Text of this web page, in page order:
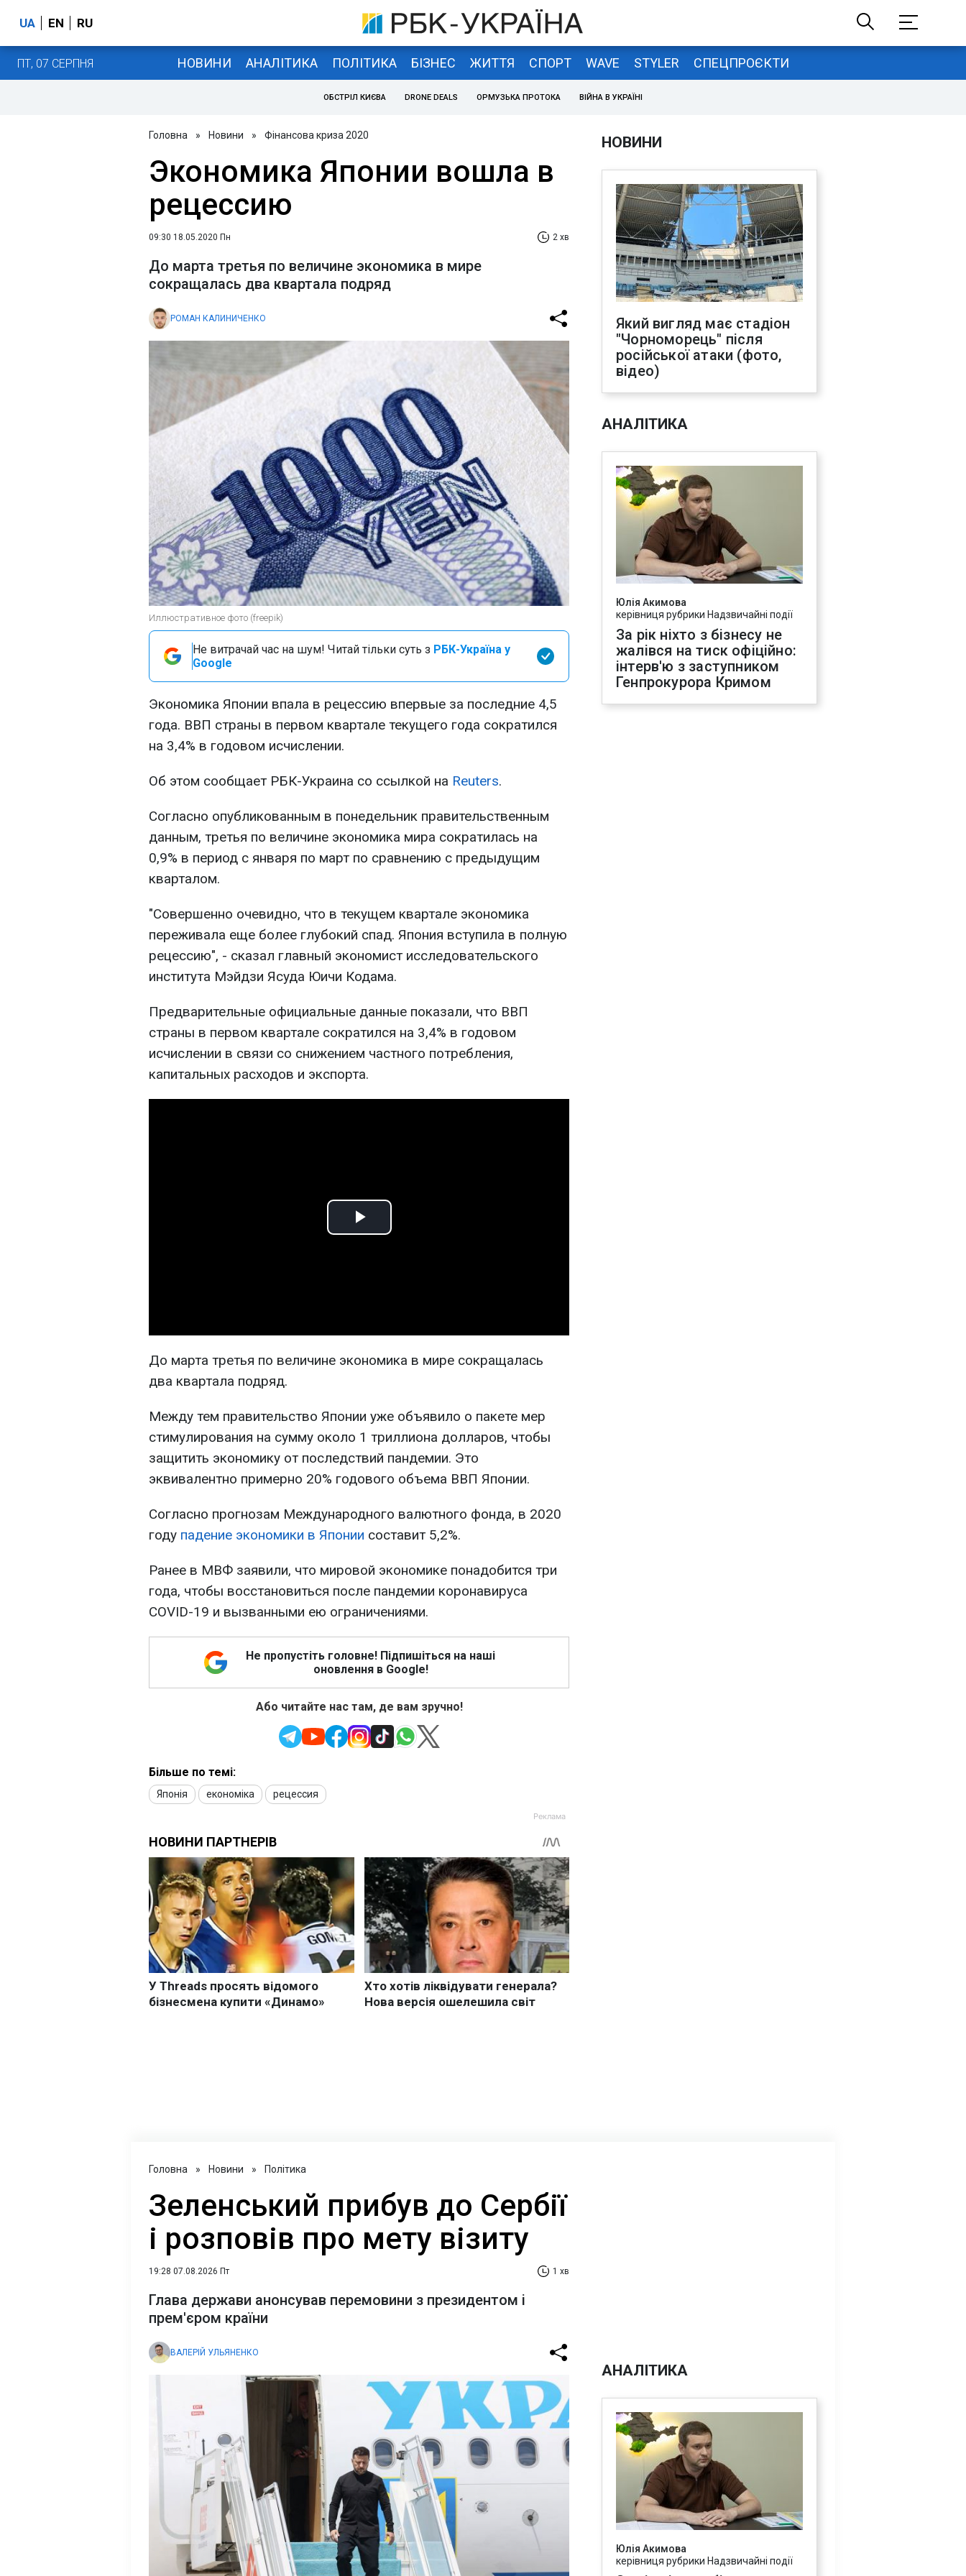
UA EN RU
ПТ, 07 СЕРПНЯ НОВИНИ АНАЛІТИКА ПОЛІТИКА БІЗНЕС ЖИТТЯ СПОРТ WAVE STYLER СПЕЦПРОЄКТИ
ОБСТРІЛ КИЄВА DRONE DEALS ОРМУЗЬКА ПРОТОКА ВІЙНА В УКРАЇНІ
Головна » Новини » Фінансова криза 2020
Экономика Японии вошла в
рецессию
09:30 18.05.2020 Пн 2 хв
До марта третья по величине экономика в мире
сокращалась два квартала подряд
РОМАН КАЛИНИЧЕНКО
Иллюстративное фото (freepik)
Не витрачай час на шум! Читай тільки суть з РБК-Україна у
Google
Экономика Японии впала в рецессию впервые за последние 4,5
года. ВВП страны в первом квартале текущего года сократился
на 3,4% в годовом исчислении.
Об этом сообщает РБК-Украина со ссылкой на Reuters.
Согласно опубликованным в понедельник правительственным
данным, третья по величине экономика мира сократилась на
0,9% в период с января по март по сравнению с предыдущим
кварталом.
"Совершенно очевидно, что в текущем квартале экономика
переживала еще более глубокий спад. Япония вступила в полную
рецессию", - сказал главный экономист исследовательского
института Мэйдзи Ясуда Юичи Кодама.
Предварительные официальные данные показали, что ВВП
страны в первом квартале сократился на 3,4% в годовом
исчислении в связи со снижением частного потребления,
капитальных расходов и экспорта.
Play
До марта третья по величине экономика в мире сокращалась
два квартала подряд.
Между тем правительство Японии уже объявило о пакете мер
стимулирования на сумму около 1 триллиона долларов, чтобы
защитить экономику от последствий пандемии. Это
эквивалентно примерно 20% годового объема ВВП Японии.
Согласно прогнозам Международного валютного фонда, в 2020
году падение экономики в Японии составит 5,2%.
Ранее в МВФ заявили, что мировой экономике понадобится три
года, чтобы восстановиться после пандемии коронавируса
COVID-19 и вызванными ею ограничениями.
Не пропустіть головне! Підпишіться на наші
оновлення в Google!
Або читайте нас там, де вам зручно!
Більше по темі:
Японія економіка рецессия
НОВИНИ
Який вигляд має стадіон
"Чорноморець" після
російської атаки (фото,
відео)
АНАЛІТИКА
Юлія Акимова
керівниця рубрики Надзвичайні події
За рік ніхто з бізнесу не
жалівся на тиск офіційно:
інтерв'ю з заступником
Генпрокурора Кримом
Головна » Новини » Політика
Зеленський прибув до Сербії
і розповів про мету візиту
19:28 07.08.2026 Пт 1 хв
Глава держави анонсував перемовини з президентом і
прем'єром країни
ВАЛЕРІЙ УЛЬЯНЕНКО
АНАЛІТИКА
Юлія Акимова
керівниця рубрики Надзвичайні події